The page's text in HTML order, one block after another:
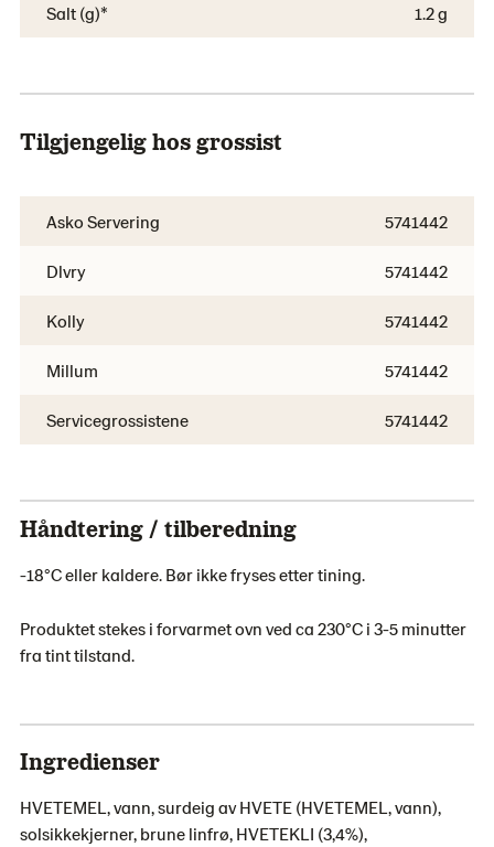
Håndtering / tilberedning
-18°C eller kaldere. Bør ikke fryses etter tining.
Produktet stekes i forvarmet ovn ved ca 230°C i 3-5 minutter
fra tint tilstand.
Ingredienser
HVETEMEL, vann, surdeig av HVETE (HVETEMEL, vann),
solsikkekjerner, brune linfrø, HVETEKLI (3,4%),
Salt (g)* 1.2 g
Tilgjengelig hos grossist
Asko Servering 5741442
Dlvry 5741442
Kolly 5741442
Millum 5741442
Servicegrossistene 5741442